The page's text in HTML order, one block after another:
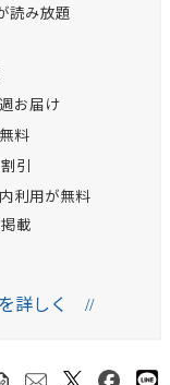
読み放題
お届け
料
引
利用が無料
載
詳しく //